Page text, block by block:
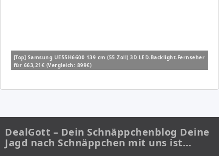
[Top] Samsung UE55H6600 139 cm (55 Zoll) 3D LED-Backlight-Fernseher
für 663,21€ (Vergleich: 899€)
DealGott – Dein Schnäppchenblog Deine
Jagd nach Schnäppchen mit uns ist…